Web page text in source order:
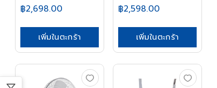
฿2,698.00
เพิ่มในตะกร้า
฿2,598.00
เพิ่มในตะกร้า